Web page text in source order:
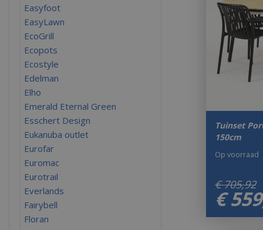
Tuinset
150cm
€ 705,92
€ 559
Op voorraad
Easyfoot
EasyLawn
EcoGrill
Ecopots
Ecostyle
Edelman
Elho
Emerald Eternal Green
Esschert Design
Eukanuba outlet
Eurofar
Euromac
Eurotrail
Everlands
Fairybell
Floran